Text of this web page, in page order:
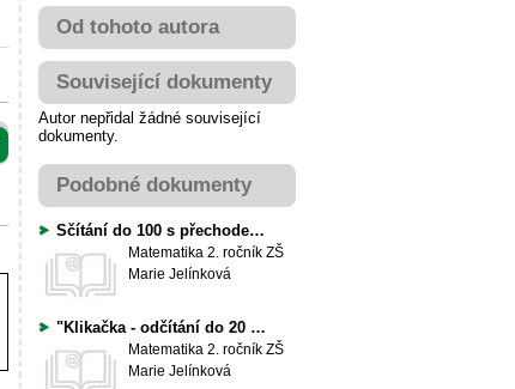
Od tohoto autora
Související dokumenty
Autor nepřidal žádné související
dokumenty.
Podobné dokumenty
Sčítání do 100 s přechodem desítky
Matematika 2. ročník ZŠ
Marie Jelínková
"Klikačka - odčítání do 20 s přechodem přes desítku
Matematika 2. ročník ZŠ
Marie Jelínková